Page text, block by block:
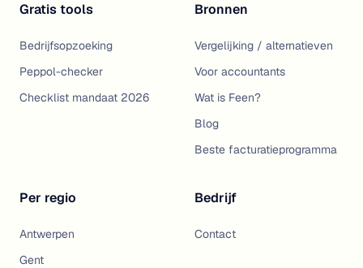
Gratis tools
Bedrijfsopzoeking
Peppol-checker
Checklist mandaat 2026
Bronnen
Vergelijking / alternatieven
Voor accountants
Wat is Feen?
Blog
Beste facturatieprogramma
Per regio
Antwerpen
Gent
Bedrijf
Contact